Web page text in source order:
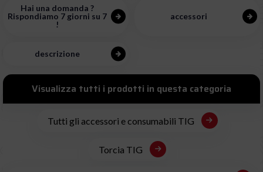
Hai una domanda ?
Rispondiamo 7 giorni su 7
!
accessori
descrizione
Visualizza tutti i prodotti in questa categoria
Tutti gli accessori e consumabili TIG
Torcia TIG